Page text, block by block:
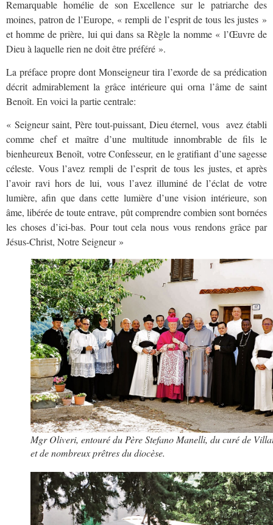
Remarquable homélie de son Excellence sur le patriarche des
moines, patron de l’Europe, « rempli de l’esprit de tous les justes »
et homme de prière, lui qui dans sa Règle la nomme « l’Œuvre de
Dieu à laquelle rien ne doit être préféré ».
La préface propre dont Monseigneur tira l’exorde de sa prédication
décrit admirablement la grâce intérieure qui orna l’âme de saint
Benoît. En voici la partie centrale:
« Seigneur saint, Père tout-puissant, Dieu éternel, vous avez établi
comme chef et maître d’une multitude innombrable de fils le
bienheureux Benoît, votre Confesseur, en le gratifiant d’une sagesse
céleste. Vous l’avez rempli de l’esprit de tous les justes, et après
l’avoir ravi hors de lui, vous l’avez illuminé de l’éclat de votre
lumière, afin que dans cette lumière d’une vision intérieure, son
âme, libérée de toute entrave, pût comprendre combien sont bornées
les choses d’ici-bas. Pour tout cela nous vous rendons grâce par
Jésus-Christ, Notre Seigneur »
Mgr Oliveri, entouré du Père Stefano Manelli, du curé de
et de nombreux prêtres du diocèse.